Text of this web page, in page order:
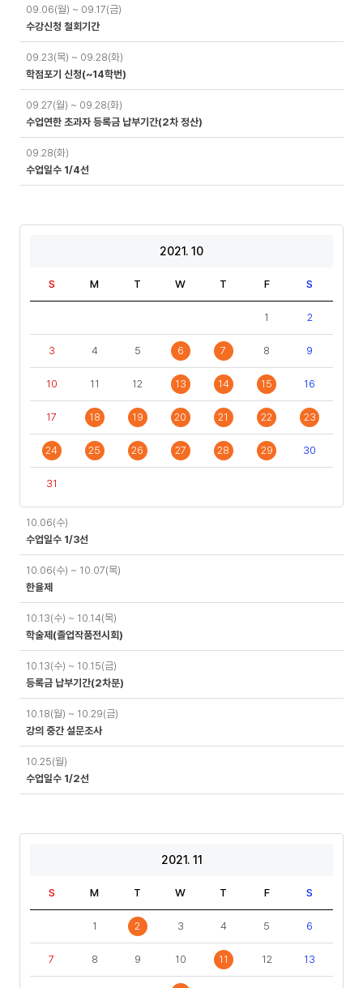
09.06(월) ~ 09.17(금)
수강신청 철회기간
09.23(목) ~ 09.28(화)
학점포기 신청(~14학번)
09.27(월) ~ 09.28(화)
수업연한 초과자 등록금 납부기간(2차 정산)
09.28(화)
수업일수 1/4선
2021. 10
S M T W T F S
1 2
3 4 5 6 7 8 9
10 11 12 13 14 15 16
17 18 19 20 21 22 23
24 25 26 27 28 29 30
31
10.06(수)
수업일수 1/3선
10.06(수) ~ 10.07(목)
한율제
10.13(수) ~ 10.14(목)
학술제(졸업작품전시회)
10.13(수) ~ 10.15(금)
등록금 납부기간(2차분)
10.18(월) ~ 10.29(금)
강의 중간 설문조사
10.25(월)
수업일수 1/2선
2021. 11
S M T W T F S
1 2 3 4 5 6
7 8 9 10 11 12 13